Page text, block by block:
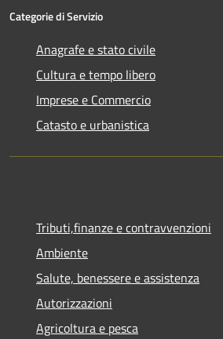
Categorie di Servizio
Anagrafe e stato civile
Cultura e tempo libero
Imprese e Commercio
Catasto e urbanistica
Tributi,finanze e contravvenzioni
Ambiente
Salute, benessere e assistenza
Autorizzazioni
Agricoltura e pesca